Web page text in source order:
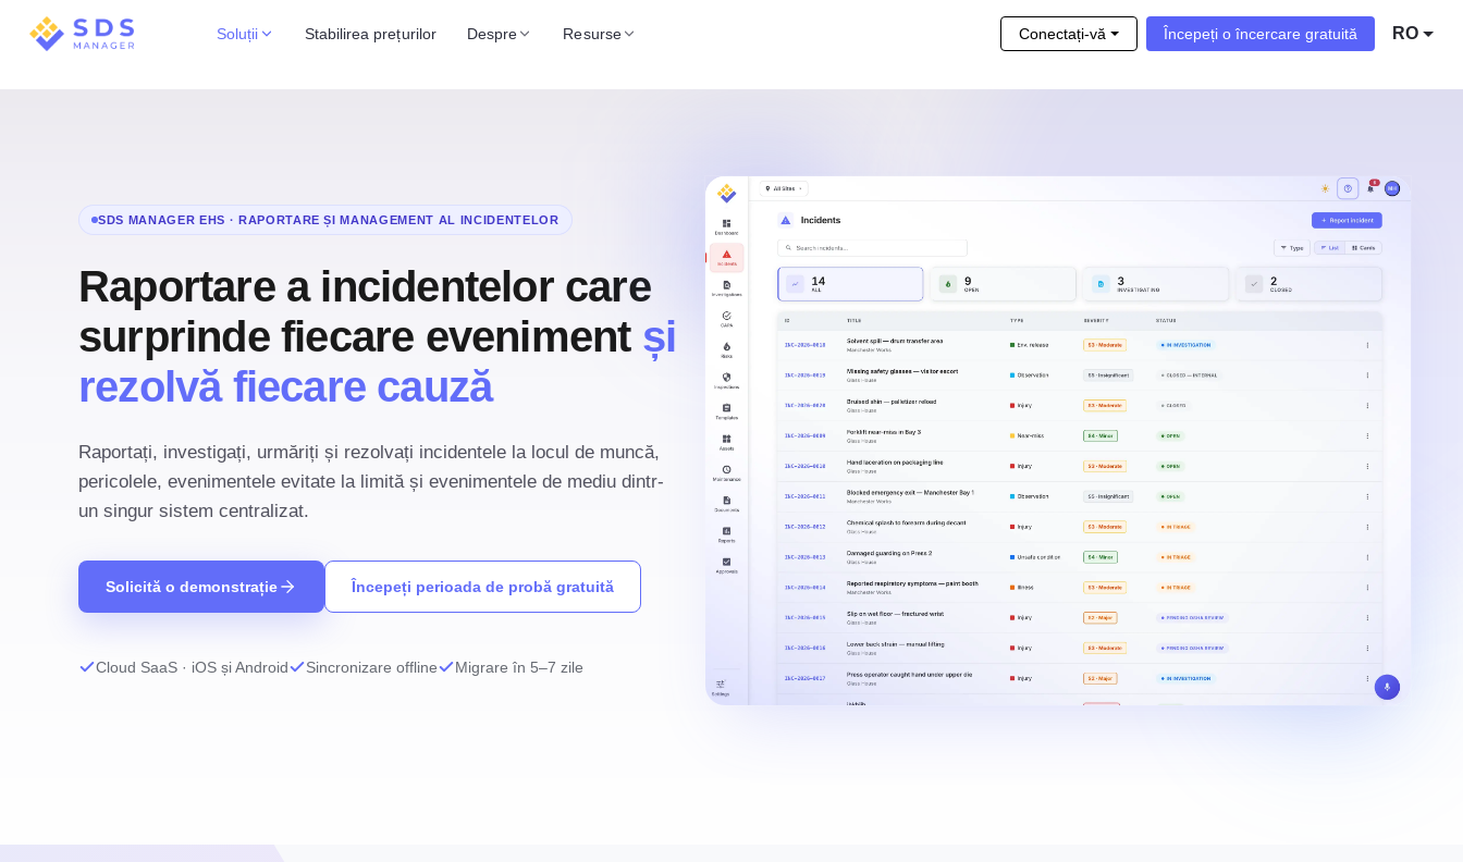
Soluții Stabilirea prețurilor Despre Resurse Conectați-vă Începeți o încercare gratuită RO
SDS MANAGER EHS · RAPORTARE ȘI MANAGEMENT AL INCIDENTELOR
Raportare a incidentelor care
surprinde fiecare eveniment și
rezolvă fiecare cauză
Raportați, investigați, urmăriți și rezolvați incidentele la locul de muncă,
pericolele, evenimentele evitate la limită și evenimentele de mediu dintr-
un singur sistem centralizat.
Solicită o demonstrație Începeți perioada de probă gratuită
Cloud SaaS · iOS și Android Sincronizare offline Migrare în 5–7 zile